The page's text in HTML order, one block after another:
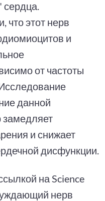
что этот нерв
и
от частоты
данной
замедляет
и снижает
дисфункции.
на Science
нерв